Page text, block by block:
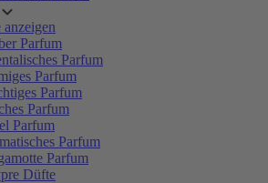
Parfum
Parfum
Parfum
Parfum
Parfum
Parfum
Parfum
Parfum
Düfte